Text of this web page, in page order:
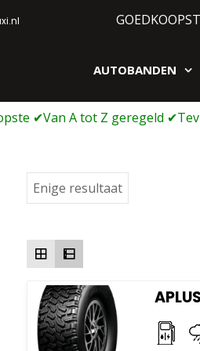
AUTOBANDEN
Enige resultaat